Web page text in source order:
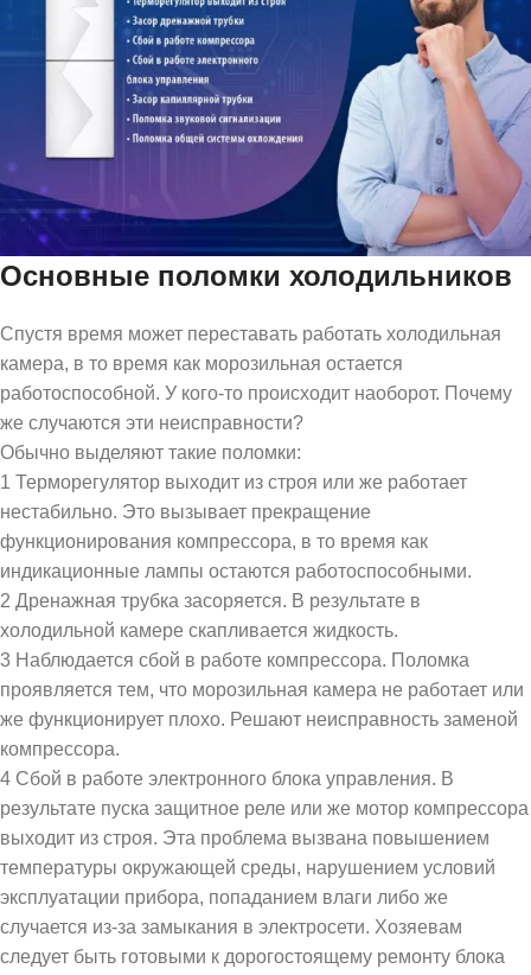
Основные поломки холодильников
Спустя время может переставать работать холодильная
камера, в то время как морозильная остается
работоспособной. У кого-то происходит наоборот. Почему
же случаются эти неисправности?
Обычно выделяют такие поломки:
1 Терморегулятор выходит из строя или же работает
нестабильно. Это вызывает прекращение
функционирования компрессора, в то время как
индикационные лампы остаются работоспособными.
2 Дренажная трубка засоряется. В результате в
холодильной камере скапливается жидкость.
3 Наблюдается сбой в работе компрессора. Поломка
проявляется тем, что морозильная камера не работает или
же функционирует плохо. Решают неисправность заменой
компрессора.
4 Сбой в работе электронного блока управления. В
результате пуска защитное реле или же мотор компрессора
выходит из строя. Эта проблема вызвана повышением
температуры окружающей среды, нарушением условий
эксплуатации прибора, попаданием влаги либо же
случается из-за замыкания в электросети. Хозяевам
следует быть готовыми к дорогостоящему ремонту блока